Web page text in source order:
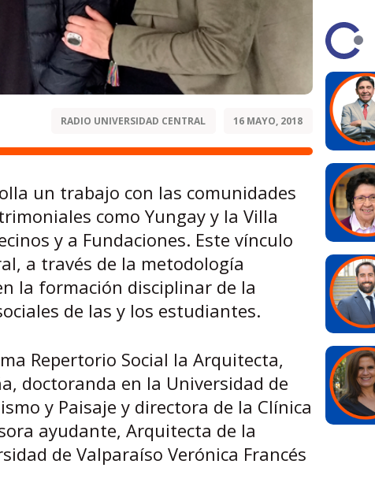
RADIO UNIVERSIDAD CENTRAL 16 MAYO, 2018
un trabajo con las comunidades
como Yungay y la Villa
y a Fundaciones. Este vínculo
a través de la metodología
la formación disciplinar de la
de las y los estudiantes.
Repertorio Social la Arquitecta,
doctoranda en la Universidad de
y Paisaje y directora de la Clínica
ayudante, Arquitecta de la
de Valparaíso Verónica Francés